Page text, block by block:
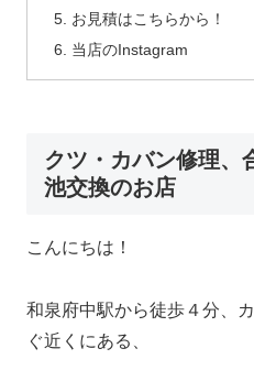
お見積はこちらから！
当店のInstagram
クツ・カバン修理、
池交換のお店
こんにちは！
和泉府中駅から徒歩４分、
ぐ近くにある、